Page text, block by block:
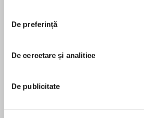
De preferință
De cercetare și analitice
De publicitate
Whether they’re on the baseball
their favorite comic book, Dan
always talking. Until they’re not.
After an accident at baseball
În acest moment nu
Chris Negron
Chris Negron grew up outside
where he spent a huge chunk of